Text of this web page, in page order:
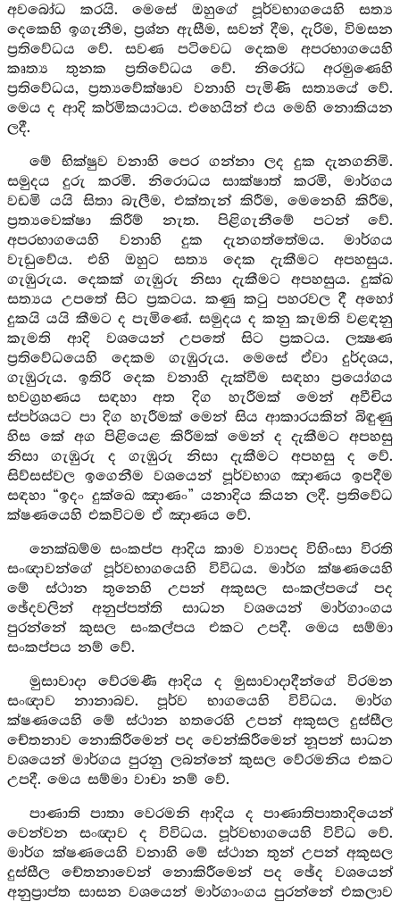
අවබෝධ කරයි. මෙසේ ඔහුගේ පූර්වභාගයෙහි සත්‍ය
දෙකෙහි ඉගැනීම, ප්‍රශ්න ඇසීම, සවන් දීම, දැරිම, විමසන
ප්‍රතිවේධය වේ. සවණ පටිවෙධ දෙකම අපරභාගයෙහි
කෘත්‍ය තුනක ප්‍රතිවේධය වේ. නිරෝධ අරමුණෙහි
ප්‍රතිවේධය, ප්‍රත්‍යවේක්ෂාව වනාහි පැමිණි සත්‍යයේ වේ.
මෙය ද ආදි කර්මිකයාටය. එහෙයින් එය මෙහි නොකියන
ලදී.
මේ භික්ෂුව වනාහි පෙර ගන්නා ලද දුක දැනගනිමි.
සමුදය දුරු කරමි. නිරොධය සාක්ෂාත් කරමි, මාර්ගය
වඩමි යයි සිතා බැලීම, එක්තැන් කිරීම, මෙනෙහි කිරීම,
ප්‍රත්‍යවෙක්ෂා කිරීම් නැත. පිළිගැනීමේ පටන් වේ.
අපරභාගයෙහි වනාහි දුක දැනගත්තේමය. මාර්ගය
වැඩුවේය. එහි ඔහුට සත්‍ය දෙක දැකීමට අපහසුය.
ගැඹුරුය. දෙකක් ගැඹුරු නිසා දැකීමට අපහසුය. දුක්ඛ
සත්‍යය උපතේ සිට ප්‍රකටය. කණු කටු පහරවල දී අහෝ
දුකයි යයි කීමට ද පැමිණේ. සමුදය ද කනු කැමති වළඳනු
කැමති ආදි වශයෙන් උපතේ සිට ප්‍රකටය. ලක්‍ෂණ
ප්‍රතිවේධයෙහි දෙකම ගැඹුරුය. මෙසේ ඒවා දුර්දශය,
ගැඹුරුය. ඉතිරි දෙක වනාහි දැක්වීම සඳහා ප්‍රයෝගය
භවග්‍රහණය සඳහා අත දිග හැරීමක් මෙන් අවීචිය
ස්පර්ශයට පා දිග හැරීමක් මෙන් සිය ආකාරයකින් බිඳුණු
හිස කේ අග පිළියෙළ කිරීමක් මෙන් ද දැකීමට අපහසු
නිසා ගැඹුරු ද ගැඹුරු නිසා දැකීමට අපහසු ද වේ.
සිව්සස්වල ඉගෙනීම වශයෙන් පූර්වභාග ඤාණය ඉපදීම
සඳහා “ඉදං දුක්ඛෙ ඤාණං” යනාදිය කියන ලදී. ප්‍රතිවේධ
ක්ෂණයෙහි එකවිටම ඒ ඤාණය වේ.
නෙක්ඛම්ම සංකප්ප ආදිය කාම ව්‍යාපද විහිංසා විරති
සංඥාවන්ගේ පූර්වභාගයෙහි විවිධය. මාර්ග ක්ෂණයෙහි
මේ ස්ථාන තුනෙහි උපන් අකුසල සංකල්පයේ පද
ඡේදවලින් අනුප්පත්ති සාධන වශයෙන් මාර්ගාංගය
පුරන්නේ කුසල සංකල්පය එකට උපදී. මෙය සම්මා
සංකප්පය නම් වේ.
මුසාවාදා වේරමණී ආදිය ද මුසාවාදාදීන්ගේ විරමන
සංඥාව නානාබව. පූර්ව භාගයෙහි විවිධය. මාර්ග
ක්ෂණයෙහි මේ ස්ථාන හතරෙහි උපන් අකුසල දුස්සීල
චේතනාව නොකිරීමෙන් පද වෙන්කිරීමෙන් නූපන් සාධන
වශයෙන් මාර්ගය පුරනු ලබන්නේ කුසල වේරමනිය එකට
උපදී. මෙය සම්මා වාචා නම් වේ.
පාණාති පාතා වෙරමනි ආදිය ද පාණාතිපාතාදියෙන්
වෙන්වන සංඥාව ද විවිධය. පූර්වභාගයෙහි විවිධ වේ.
මාර්ග ක්ෂණයෙහි වනාහි මේ ස්ථාන තුන් උපන් අකුසල
දුස්සීල චේතනාවෙන් නොකිරීමෙන් පද ඡේද වශයෙන්
අනුප්‍රාප්ත සාසන වශයෙන් මාර්ගාංගය පුරන්නේ එකලාව